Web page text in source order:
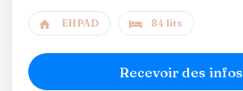
EHPAD 84 lits
Recevoir des infos